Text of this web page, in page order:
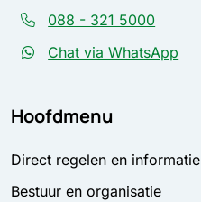
088 - 321 5000
Chat via WhatsApp
Hoofdmenu
Direct regelen en informatie
Bestuur en organisatie